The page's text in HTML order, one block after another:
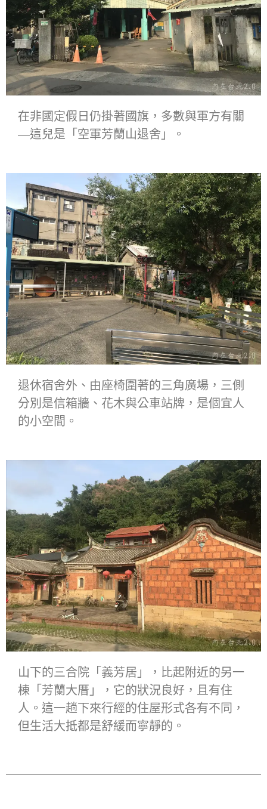
在非國定假日仍掛著國旗，多數與軍方有關
―這兒是「空軍芳蘭山退舍」。
退休宿舍外、由座椅圍著的三角廣場，三側
分別是信箱牆、花木與公車站牌，是個宜人
的小空間。
山下的三合院「義芳居」，比起附近的另一
棟「芳蘭大厝」，它的狀況良好，且有住
人。這一趟下來行經的住屋形式各有不同，
但生活大抵都是舒緩而寧靜的。